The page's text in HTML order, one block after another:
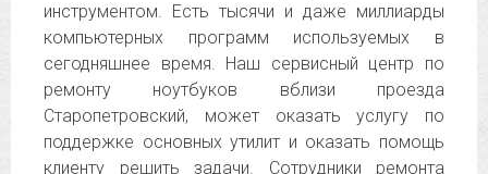
инструментом. Есть тысячи и даже миллиарды
компьютерных программ используемых в
сегодняшнее время. Наш сервисный центр по
ремонту ноутбуков вблизи проезда
Старопетровский, может оказать услугу по
поддержке основных утилит и оказать помощь
клиенту решить задачи. Сотрудники ремонта